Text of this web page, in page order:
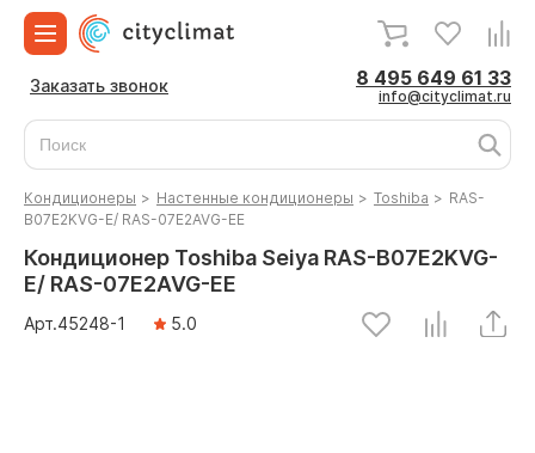
Заказать звонок 8 495 649 61 33
info@cityclimat.ru
Кондиционеры > Настенные кондиционеры > Toshiba > RAS-
B07E2KVG-E/ RAS-07E2AVG-EE
Кондиционер Toshiba Seiya RAS-B07E2KVG-
E/ RAS-07E2AVG-EE
Арт.45248-1 5.0